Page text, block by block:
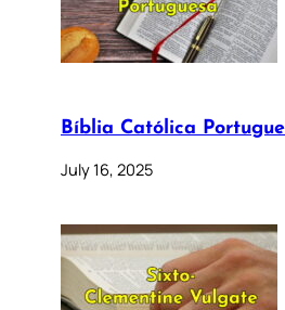
Bíblia Católica
July 16, 2025